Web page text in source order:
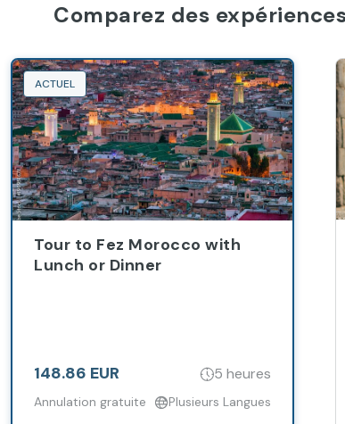
Comparez des
ACTUEL
Tour to Fez Morocco with
Lunch or Dinner
148.86 EUR 5 heures
Annulation gratuite Plusieurs Langues